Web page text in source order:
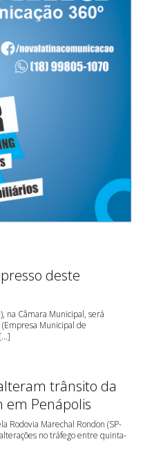
deste
na Câmara Municipal, será
Municipal de
trânsito da
em Penápolis
Rodovia Marechal Rondon (SP-
no tráfego entre quinta-